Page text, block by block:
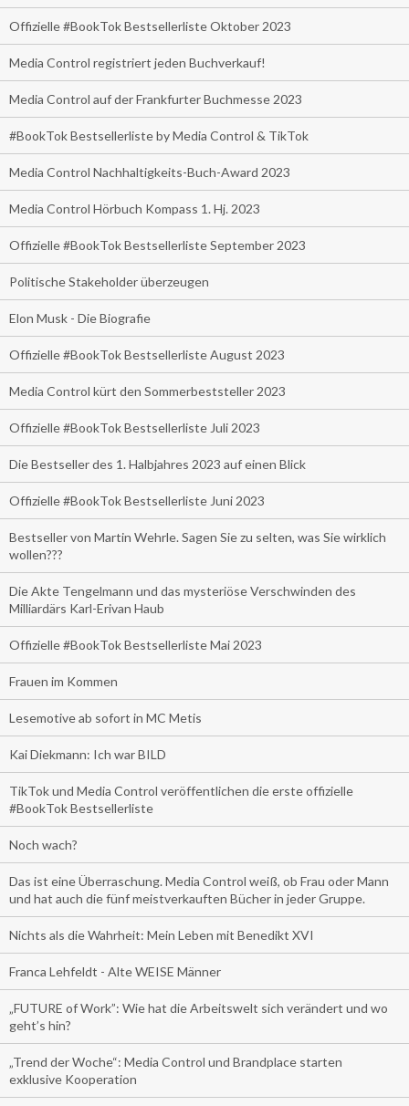
Offizielle #BookTok Bestsellerliste Oktober 2023
Media Control registriert jeden Buchverkauf!
Media Control auf der Frankfurter Buchmesse 2023
#BookTok Bestsellerliste by Media Control & TikTok
Media Control Nachhaltigkeits-Buch-Award 2023
Media Control Hörbuch Kompass 1. Hj. 2023
Offizielle #BookTok Bestsellerliste September 2023
Politische Stakeholder überzeugen
Elon Musk - Die Biografie
Offizielle #BookTok Bestsellerliste August 2023
Media Control kürt den Sommerbeststeller 2023
Offizielle #BookTok Bestsellerliste Juli 2023
Die Bestseller des 1. Halbjahres 2023 auf einen Blick
Offizielle #BookTok Bestsellerliste Juni 2023
Bestseller von Martin Wehrle. Sagen Sie zu selten, was Sie wirklich
wollen???
Die Akte Tengelmann und das mysteriöse Verschwinden des
Milliardärs Karl-Erivan Haub
Offizielle #BookTok Bestsellerliste Mai 2023
Frauen im Kommen
Lesemotive ab sofort in MC Metis
Kai Diekmann: Ich war BILD
TikTok und Media Control veröffentlichen die erste offizielle
#BookTok Bestsellerliste
Noch wach?
Das ist eine Überraschung. Media Control weiß, ob Frau oder Mann
und hat auch die fünf meistverkauften Bücher in jeder Gruppe.
Nichts als die Wahrheit: Mein Leben mit Benedikt XVI
Franca Lehfeldt - Alte WEISE Männer
„FUTURE of Work”: Wie hat die Arbeitswelt sich verändert und wo
geht’s hin?
„Trend der Woche“: Media Control und Brandplace starten
exklusive Kooperation